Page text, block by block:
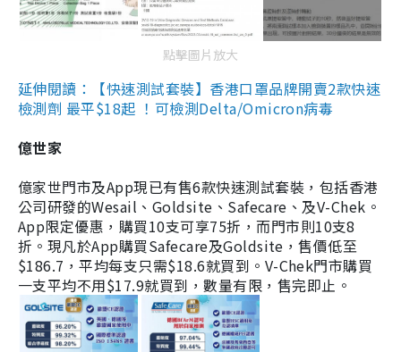
點擊圖片放大
延伸閱讀：【快速測試套裝】香港口罩品牌開賣2款快速
檢測劑 最平$18起 ！可檢測Delta/Omicron病毒
億世家
億家世門市及App現已有售6款快速測試套裝，包括香港
公司研發的Wesail、Goldsite、Safecare、及V-Chek。
App限定優惠，購買10支可享75折，而門市則10支8
折。現凡於App購買Safecare及Goldsite，售價低至
$186.7，平均每支只需$18.6就買到。V-Chek門市購買
一支平均不用$17.9就買到，數量有限，售完即止。